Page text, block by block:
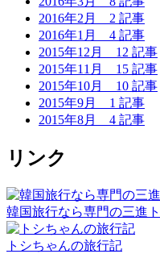
2016年2月 2 記事
2016年1月 4 記事
2015年12月 12 記事
2015年11月 15 記事
2015年10月 10 記事
2015年9月 1 記事
2015年8月 4 記事
リンク
韓国旅行なら専門の三進
トシちゃんの旅行記